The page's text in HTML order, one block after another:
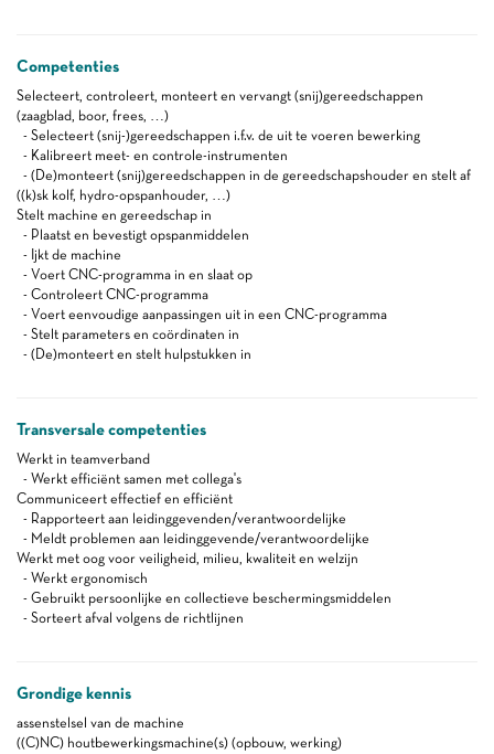
Competenties
Selecteert, controleert, monteert en vervangt (snij)gereedschappen
(zaagblad, boor, frees, …)
- Selecteert (snij-)gereedschappen i.f.v. de uit te voeren bewerking
- Kalibreert meet- en controle-instrumenten
- (De)monteert (snij)gereedschappen in de gereedschapshouder en stelt af
((k)sk kolf, hydro-opspanhouder, …)
Stelt machine en gereedschap in
- Plaatst en bevestigt opspanmiddelen
- Ijkt de machine
- Voert CNC-programma in en slaat op
- Controleert CNC-programma
- Voert eenvoudige aanpassingen uit in een CNC-programma
- Stelt parameters en coördinaten in
- (De)monteert en stelt hulpstukken in
Transversale competenties
Werkt in teamverband
- Werkt efficiënt samen met collega's
Communiceert effectief en efficiënt
- Rapporteert aan leidinggevenden/verantwoordelijke
- Meldt problemen aan leidinggevende/verantwoordelijke
Werkt met oog voor veiligheid, milieu, kwaliteit en welzijn
- Werkt ergonomisch
- Gebruikt persoonlijke en collectieve beschermingsmiddelen
- Sorteert afval volgens de richtlijnen
Grondige kennis
assenstelsel van de machine
((C)NC) houtbewerkingsmachine(s) (opbouw, werking)